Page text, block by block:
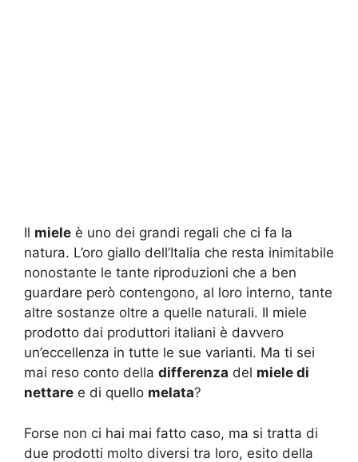
Il miele è uno dei grandi regali che ci fa la
natura. L’oro giallo dell’Italia che resta inimitabile
nonostante le tante riproduzioni che a ben
guardare però contengono, al loro interno, tante
altre sostanze oltre a quelle naturali. Il miele
prodotto dai produttori italiani è davvero
un’eccellenza in tutte le sue varianti. Ma ti sei
mai reso conto della differenza del miele di
nettare e di quello melata?
Forse non ci hai mai fatto caso, ma si tratta di
due prodotti molto diversi tra loro, esito della